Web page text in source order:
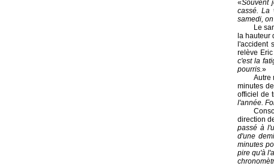
«Souvent
cassé. La
samedi,
Le
la hauteur
l'accident
relève
c'est la
pourris.»
Autre
minutes
officiel de
l'année.
direction
passé à
d'une
minutes
pire qu'à